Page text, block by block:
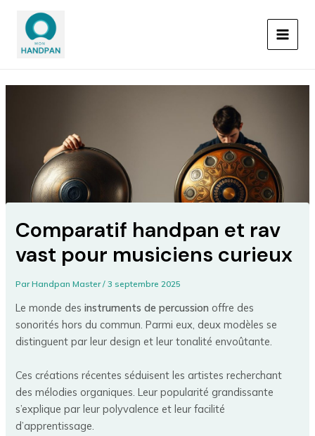
contenu
Comparatif handpan et rav
vast pour musiciens curieux
ParHandpan Master/3 septembre 2025
Le monde desinstruments de percussion offre des
sonorités hors du commun. Parmi eux, deux modèles se
distinguent par leur design et leur tonalité envoûtante.
Ces créations récentes séduisent les artistes recherchant
des mélodies organiques. Leur popularité grandissante
s’explique par leur polyvalence et leur facilité
d’apprentissage.
articles